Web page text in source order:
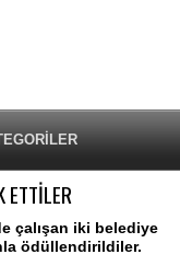
ETTİLER
çalışan iki belediye
ödüllendirildiler.